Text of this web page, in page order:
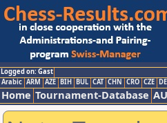
Logged on: Gast
Arabic ARM AZE BIH BUL CAT CHN CRO CZE
Home Tournament-Database